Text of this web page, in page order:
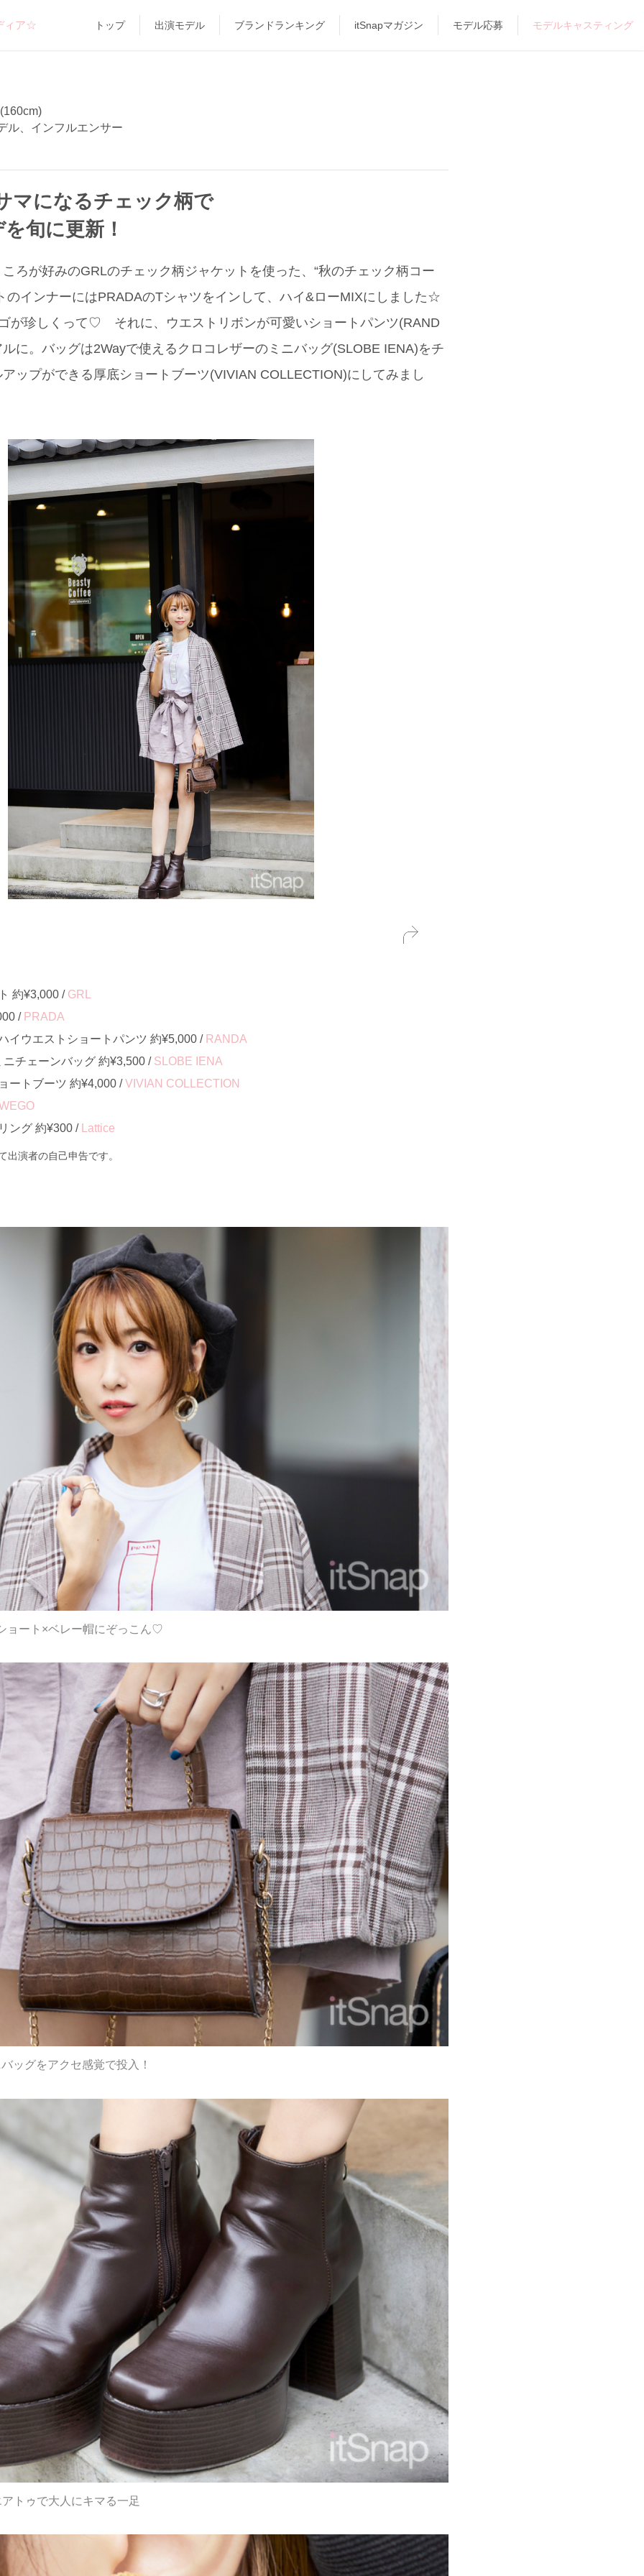
ィア☆ トップ 出演モデル ブランドランキング itSnapマガジン モデル応募 モデルキャスティング
ル、インフルエンサー
マになるチェック柄で
旬に更新！
ろが好みのGRLのチェック柄ジャケットを使った、“秋のチェック柄コー
のインナーにはPRADAのTシャツをインして、ハイ&ローMIXにしました☆
珍しくって♡ それに、ウエストリボンが可愛いショートパンツ(RAND
に。バッグは2Wayで使えるクロコレザーのミニバッグ(SLOBE IENA)をチ
ップができる厚底ショートブーツ(VIVIAN COLLECTION)にしてみまし
約¥3,000 / GRL
/ PRADA
イウエストショートパンツ 約¥5,000 / RANDA
チェーンバッグ 約¥3,500 / SLOBE IENA
ートブーツ 約¥4,000 /VIVIAN COLLECTION
ング 約¥300 /
Lattice
演者の自己申告です。
ョート×ベレー帽にぞっこん♡
ッグをアクセ感覚で投入！
トゥで大人にキマる一足